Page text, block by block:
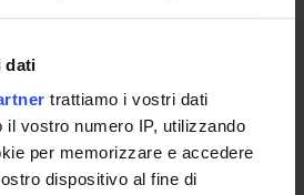
dati
trattiamo i vostri dati
il vostro numero IP, utilizzando
per memorizzare e accedere
dispositivo al fine di